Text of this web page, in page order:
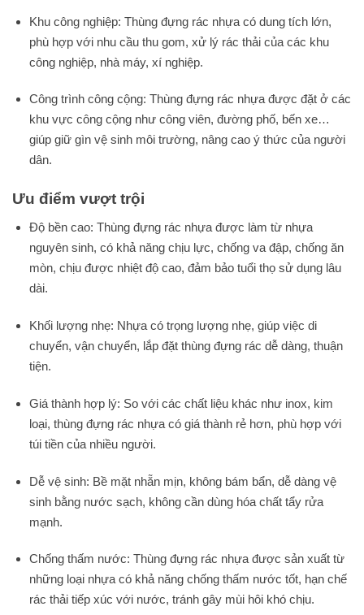
Khu công nghiệp: Thùng đựng rác nhựa có dung tích lớn,
phù hợp với nhu cầu thu gom, xử lý rác thải của các khu
công nghiệp, nhà máy, xí nghiệp.
Công trình công cộng: Thùng đựng rác nhựa được đặt ở các
khu vực công cộng như công viên, đường phố, bến xe…
giúp giữ gìn vệ sinh môi trường, nâng cao ý thức của người
dân.
Ưu điểm vượt trội
Độ bền cao: Thùng đựng rác nhựa được làm từ nhựa
nguyên sinh, có khả năng chịu lực, chống va đập, chống ăn
mòn, chịu được nhiệt độ cao, đảm bảo tuổi thọ sử dụng lâu
dài.
Khối lượng nhẹ: Nhựa có trọng lượng nhẹ, giúp việc di
chuyển, vận chuyển, lắp đặt thùng đựng rác dễ dàng, thuận
tiện.
Giá thành hợp lý: So với các chất liệu khác như inox, kim
loại, thùng đựng rác nhựa có giá thành rẻ hơn, phù hợp với
túi tiền của nhiều người.
Dễ vệ sinh: Bề mặt nhẵn mịn, không bám bẩn, dễ dàng vệ
sinh bằng nước sạch, không cần dùng hóa chất tẩy rửa
mạnh.
Chống thấm nước: Thùng đựng rác nhựa được sản xuất từ
những loại nhựa có khả năng chống thấm nước tốt, hạn chế
rác thải tiếp xúc với nước, tránh gây mùi hôi khó chịu.